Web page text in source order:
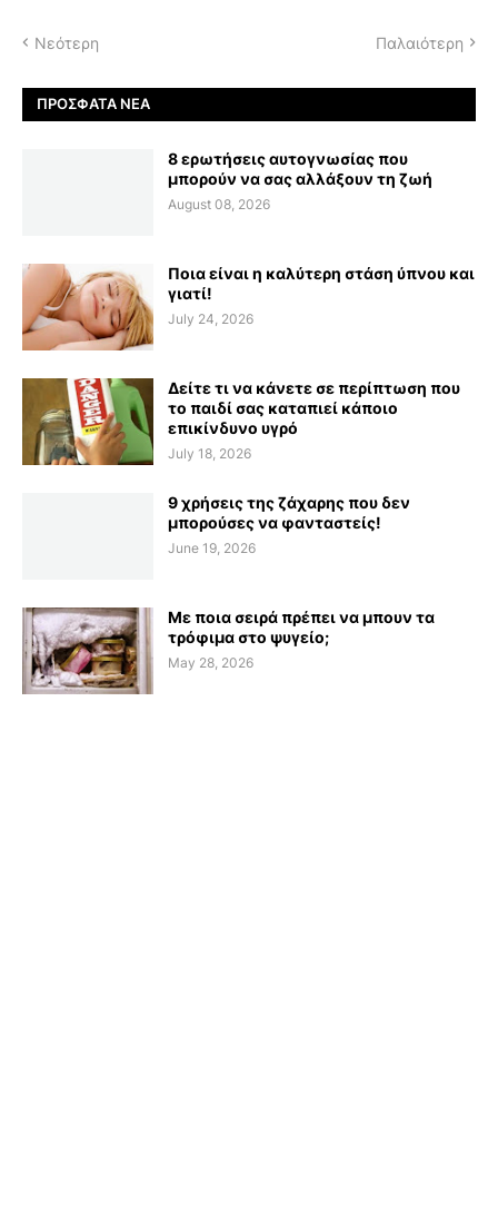
Νεότερη Παλαιότερη
ΠΡΌΣΦΑΤΑ ΝΈΑ
8 ερωτήσεις αυτογνωσίας που
μπορούν να σας αλλάξουν τη ζωή
August 08, 2026
Ποια είναι η καλύτερη στάση ύπνου και
γιατί!
July 24, 2026
Δείτε τι να κάνετε σε περίπτωση που
το παιδί σας καταπιεί κάποιο
επικίνδυνο υγρό
July 18, 2026
9 χρήσεις της ζάχαρης που δεν
μπορούσες να φανταστείς!
June 19, 2026
Με ποια σειρά πρέπει να μπουν τα
τρόφιμα στο ψυγείο;
May 28, 2026